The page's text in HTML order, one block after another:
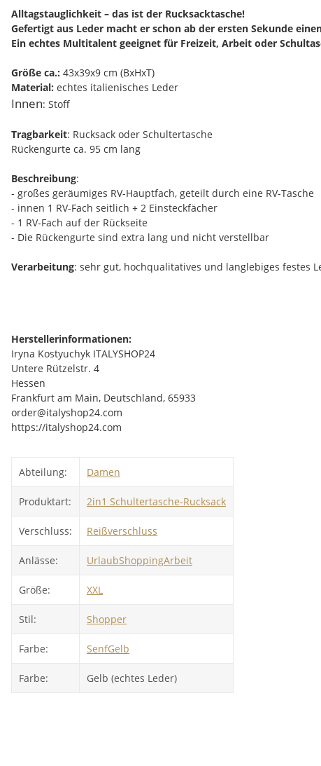
Alltagstauglichkeit – das ist der Rucksacktasche!
Gefertigt aus Leder macht er schon ab der ersten Sekunde
Ein echtes Multitalent geeignet für Freizeit, Arbeit oder
Größe ca.: 43x39x9 cm (BxHxT)
Material: echtes italienisches Leder
Innen: Stoff
Tragbarkeit: Rucksack oder Schultertasche
Rückengurte ca. 95 cm lang
Beschreibung:
- großes geräumiges RV-Hauptfach, geteilt durch eine RV-Tasche
- innen 1 RV-Fach seitlich + 2 Einsteckfächer
- 1 RV-Fach auf der Rückseite
- Die Rückengurte sind extra lang und nicht verstellbar
Verarbeitung: sehr gut, hochqualitatives und langlebiges festes
Herstellerinformationen:
Iryna Kostyuchyk ITALYSHOP24
Untere Rützelstr. 4
Hessen
Frankfurt am Main, Deutschland, 65933
order@italyshop24.com
https://italyshop24.com
Abteilung: Damen
Produktart: 2in1 Schultertasche-Rucksack
Verschluss: Reißverschluss
Anlässe: UrlaubShoppingArbeit
Größe: XXL
Stil: Shopper
Farbe: SenfGelb
Farbe: Gelb (echtes Leder)